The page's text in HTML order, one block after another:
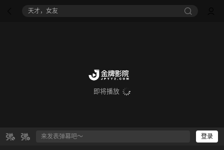
天才，女友
即将播放
登录